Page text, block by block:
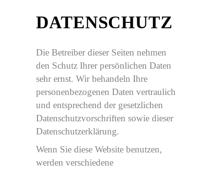
DATENSCHUTZ
Die Betreiber dieser Seiten nehmen
den Schutz Ihrer persönlichen Daten
sehr ernst. Wir behandeln Ihre
personenbezogenen Daten vertraulich
und entsprechend der gesetzlichen
Datenschutzvorschriften sowie dieser
Datenschutzerklärung.
Wenn Sie diese Website benutzen,
werden verschiedene